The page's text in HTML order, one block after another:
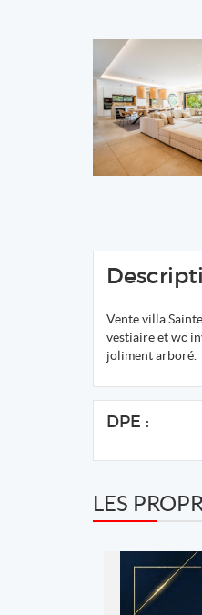
Vente villa
vestiaire et wc
joliment arboré.
DPE :
LES